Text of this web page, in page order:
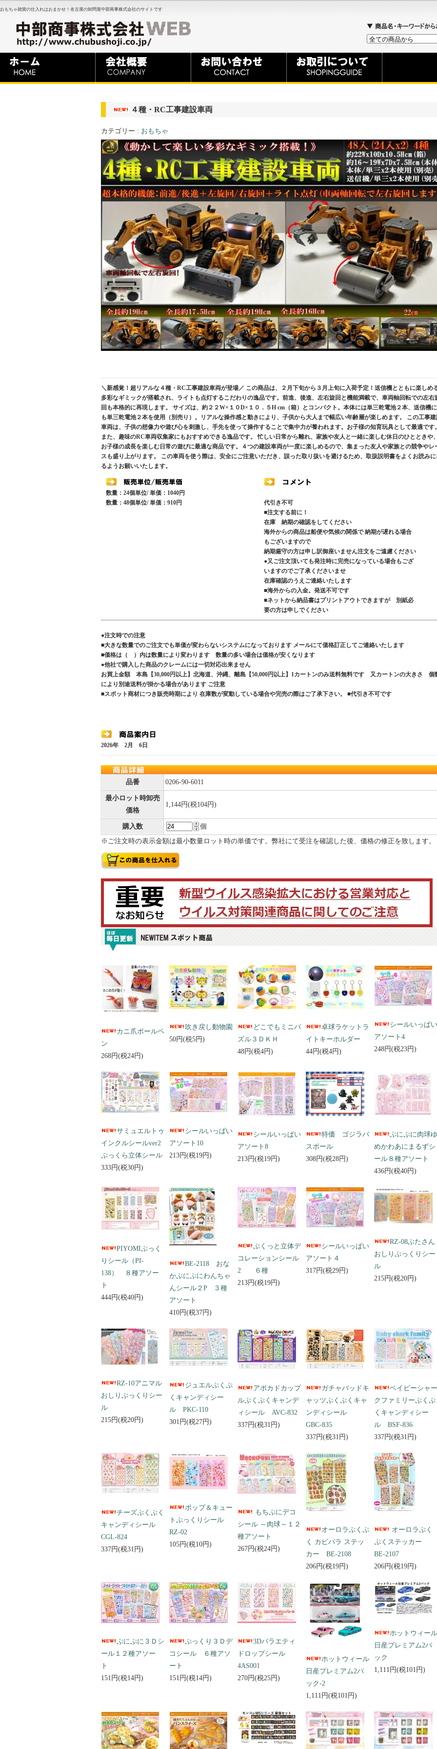
おもちゃ雑貨の仕入れはおまかせ！名古屋の卸問屋中部商事株式会社のサイトです
４種・RC工事建設車両
カテゴリー : おもちゃ
＼新感覚！超リアルな４種・RC工事建設車両が登場／ この商品は、２月下旬から３月上旬に入荷予定！送信機とともに楽しめ
多彩なギミックが搭載され、ライトも点灯するこだわりの逸品です。前進、後進、左右旋回と機能満載で、車両軸回転での左右
回も本格的に再現します。 サイズは、約２２W×１０D×１０．５H cm（箱）とコンパクト。本体には単三乾電池２本、送信機に
も単三乾電池２本を使用（別売り）。リアルな操作感と動きにより、子供から大人まで幅広い年齢層が楽しめます。 この工事
車両は、子供の想像力や遊び心を刺激し、手先を使って操作することで集中力が養われます。お子様の知育玩具として最適です
また、趣味のRC車両収集家にもおすすめできる逸品です。 忙しい日常から離れ、家族や友人と一緒に楽しむ休日のひとときや
お子様の成長を楽しむ日常の遊びに最適な商品です。４つの建設車両が一度に楽しめるので、集まった友人や家族との競争やレ
スも盛り上がります。 この車両を使う際は、安全にご注意いただき、誤った取り扱いを避けるため、取扱説明書をよくお読み
るようお願いいたします。
数量：24個単位/ 単価：1040円
数量：48個単位/ 単価：910円
代引き不可
■注文する前に！
在庫 納期の確認をしてください
海外からの商品は船便や気候の関係で 納期が遅れる場合
もございますので
納期厳守の方は申し訳御座いません注文をご遠慮ください
●又ご注文頂いても発注時に完売になっている場合もござ
いますのでご了承くださいませ
在庫確認のうえご連絡いたします
■海外からの入金。発送不可です
■ネットから納品書はプリントアウトできますが 別紙必
要の方は申しでください
●注文時での注意
■大きな数量でのご注文でも単価が変わらないシステムになっております メールにて価格訂正してご連絡いたします
■価格は（ ）内は数量により変わります 数量の多い場合は価格が安くなります
●他社で購入した商品のクレームには一切対応出来ません
お買上金額 本島【30,000円以上】北海道、沖縄、離島【50,000円以上】1カートンのみ送料無料です 又カートンの大きさ 個
により別途送料が掛かる場合があります ご注意
■スポット商材につき販売時期により 在庫数が変動している場合や完売の際はご了承下さい。 ■代引き不可です
2026年 2月 6日
品番 0206-90-6011
最小ロット時卸売
価格
1,144円(税104円)
購入数
個
※ご注文時の表示金額は最小数量ロット時の単価です。弊社にて受注を確認した後、価格の修正を致します。
カニ爪ボールペ
ン
268円(税24円)
吹き戻し動物園
50円(税5円)
どこでもミニパ
ズル３ＤＫＨ
48円(税4円)
卓球ラケットラ
イトキーホルダー
44円(税4円)
シールいっぱい
アソート4
248円(税23円)
サミュエルトゥ
インクルシールver2
ぷっくら立体シール
333円(税30円)
シールいっぱい
アソート10
213円(税19円)
シールいっぱい
アソート8
213円(税19円)
特価 ゴジラバ
スボール
308円(税28円)
ぷにぷに肉球ゆ
めかわあにまるずシ
ール８種アソート
436円(税40円)
PIYOMIぷっく
りシール（PI-
138） ８種アソー
ト
444円(税40円)
BE-2118 おな
かぷにぷにわんちゃ
んシール２P ３種
アソート
410円(税37円)
ぷくっと立体デ
コレーションシール
2 ６種
213円(税19円)
シールいっぱい
アソート４
317円(税29円)
RZ-08ぶたさん
おしりぷっくりシー
ル
215円(税20円)
RZ-10アニマル
おしりぷっくりシー
ル
215円(税20円)
ジュエルぷくぷ
くキャンディシー
ル PKC-110
301円(税27円)
アボカドカップ
ルぷくぷくキャンデ
ィシール AVC-832
337円(税31円)
ガチャバッドキ
ャッツぷくぷくキャ
ンディシール
GBC-835
337円(税31円)
ベイビーシャー
クファミリーぷくぷ
くキャンディシー
ル BSF-836
337円(税31円)
チーズぷくぷく
キャンディシール
CGL-824
337円(税31円)
ポップ＆キュー
トぷっくりシール
RZ-02
105円(税10円)
もちぷにデコ
シール ～肉球～１２
種アソート
267円(税24円)
オーロラぷくぷ
く カピバラ ステッ
カー BE-2108
206円(税19円)
オーロラぷく
ぷくステッカー
BE-2107
206円(税19円)
ぷにぷに３Ｄシ
ール１２種アソー
ト
151円(税14円)
ぷっくり３Ｄデ
コシール ６種アソ
ート
151円(税14円)
3Dバラエティ
ドロップシール
4AS001
270円(税25円)
ホットウィール
日産プレミアム2パ
ック-2
1,111円(税101円)
ホットウィール
日産プレミアム2パ
ック
1,111円(税101円)